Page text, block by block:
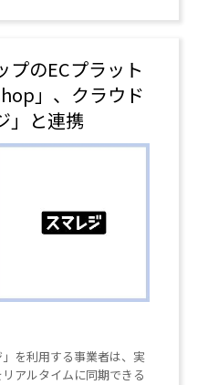
プのECプラット
」、クラウド
」と連携
を利用する事業者は、実
アルタイムに同期できる